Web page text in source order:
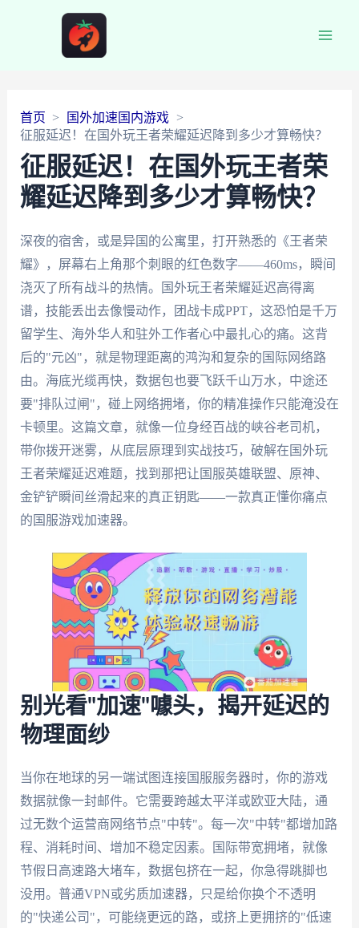
首页
国外加速国内游戏
征服延迟！在国外玩王者荣耀延迟降到多少才算畅快？
征服延迟！在国外玩王者荣
耀延迟降到多少才算畅快？
深夜的宿舍，或是异国的公寓里，打开熟悉的《王者荣
耀》，屏幕右上角那个刺眼的红色数字——460ms，瞬间
浇灭了所有战斗的热情。国外玩王者荣耀延迟高得离
谱，技能丢出去像慢动作，团战卡成PPT，这恐怕是千万
留学生、海外华人和驻外工作者心中最扎心的痛。这背
后的"元凶"，就是物理距离的鸿沟和复杂的国际网络路
由。海底光缆再快，数据包也要飞跃千山万水，中途还
要"排队过闸"，碰上网络拥堵，你的精准操作只能淹没在
卡顿里。这篇文章，就像一位身经百战的峡谷老司机，
带你拨开迷雾，从底层原理到实战技巧，破解在国外玩
王者荣耀延迟难题，找到那把让国服英雄联盟、原神、
金铲铲瞬间丝滑起来的真正钥匙——一款真正懂你痛点
的国服游戏加速器。
别光看"加速"噱头，揭开延迟的
物理面纱
当你在地球的另一端试图连接国服服务器时，你的游戏
数据就像一封邮件。它需要跨越太平洋或欧亚大陆，通
过无数个运营商网络节点"中转"。每一次"中转"都增加路
程、消耗时间、增加不稳定因素。国际带宽拥堵，就像
节假日高速路大堵车，数据包挤在一起，你急得跳脚也
没用。普通VPN或劣质加速器，只是给你换个不透明
的"快递公司"，可能绕更远的路，或挤上更拥挤的"低速